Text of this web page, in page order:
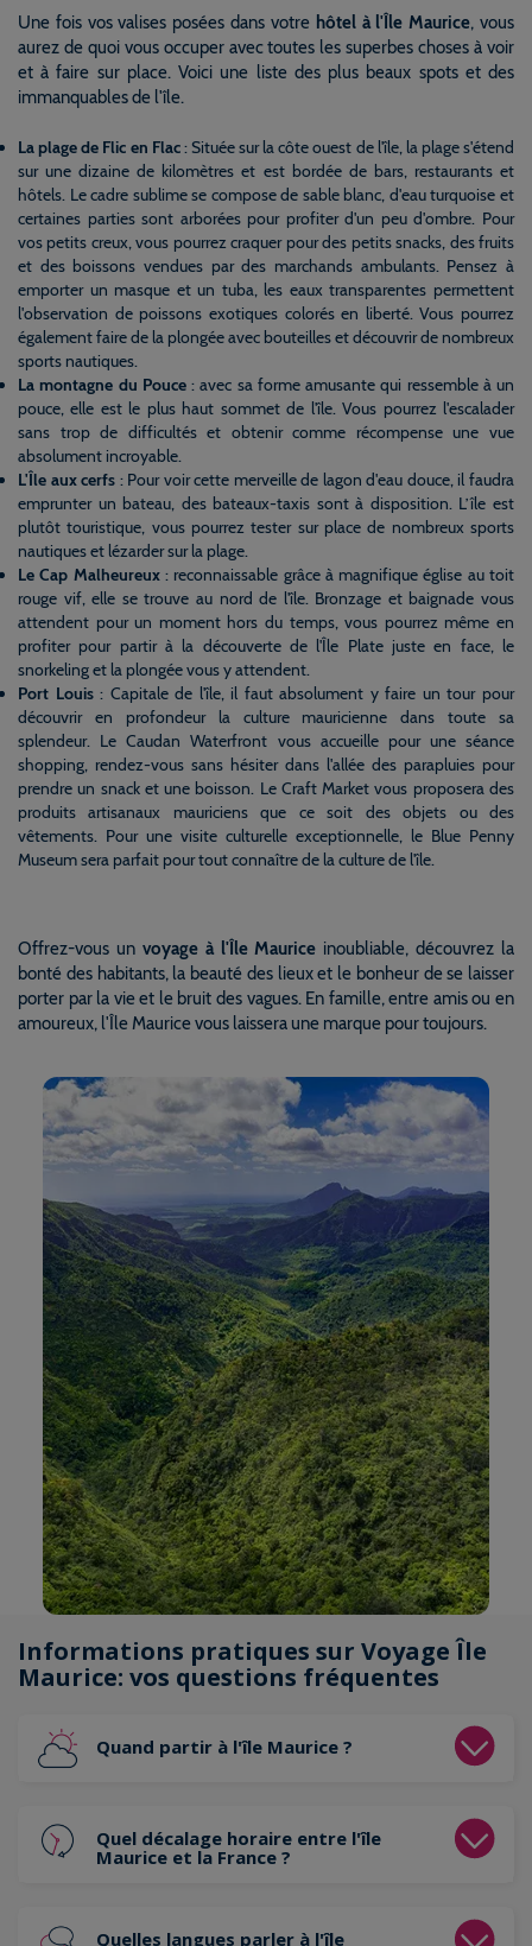
Une fois vos valises posées dans votre hôtel à l'Île Maurice, vous
aurez de quoi vous occuper avec toutes les superbes choses à voir
et à faire sur place. Voici une liste des plus beaux spots et des
immanquables de l'île.
La plage de Flic en Flac: Située sur la côte ouest de l'île, la plage s'étend
sur une dizaine de kilomètres et est bordée de bars, restaurants et
hôtels. Le cadre sublime se compose de sable blanc, d'eau turquoise et
certaines parties sont arborées pour profiter d'un peu d'ombre. Pour
vos petits creux, vous pourrez craquer pour des petits snacks, des fruits
et des boissons vendues par des marchands ambulants. Pensez à
emporter un masque et un tuba, les eaux transparentes permettent
l'observation de poissons exotiques colorés en liberté. Vous pourrez
également faire de la plongée avec bouteilles et découvrir de nombreux
sports nautiques.
La montagne du Pouce : avec sa forme amusante qui ressemble à un
pouce, elle est le plus haut sommet de l'île. Vous pourrez l'escalader
sans trop de difficultés et obtenir comme récompense une vue
absolument incroyable.
L'Île aux cerfs : Pour voir cette merveille de lagon d'eau douce, il faudra
emprunter un bateau, des bateaux-taxis sont à disposition. L’île est
plutôt touristique, vous pourrez tester sur place de nombreux sports
nautiques et lézarder sur la plage.
Le Cap Malheureux: reconnaissable grâce à magnifique église au toit
rouge vif, elle se trouve au nord de l'île. Bronzage et baignade vous
attendent pour un moment hors du temps, vous pourrez même en
profiter pour partir à la découverte de l'Île Plate juste en face, le
snorkeling et la plongée vous y attendent.
Port Louis: Capitale de l'île, il faut absolument y faire un tour pour
découvrir en profondeur la culture mauricienne dans toute sa
splendeur. Le Caudan Waterfront vous accueille pour une séance
shopping, rendez-vous sans hésiter dans l'allée des parapluies pour
prendre un snack et une boisson. Le Craft Market vous proposera des
produits artisanaux mauriciens que ce soit des objets ou des
vêtements. Pour une visite culturelle exceptionnelle, le Blue Penny
Museum sera parfait pour tout connaître de la culture de l'île.
Offrez-vous un voyage à l'Île Maurice inoubliable, découvrez la
bonté des habitants, la beauté des lieux et le bonheur de se laisser
porter par la vie et le bruit des vagues. En famille, entre amis ou en
amoureux, l'Île Maurice vous laissera une marque pour toujours.
Informations pratiques sur Voyage Île
Maurice: vos questions fréquentes
Quand partir à l'île Maurice ?
Quel décalage horaire entre l'île
Maurice et la France ?
Quelles langues parler à l'île